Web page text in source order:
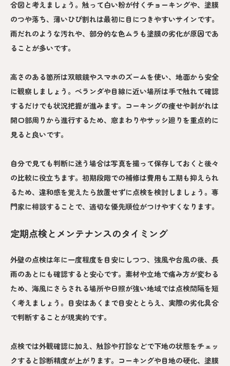
合図と考えましょう。触って白い粉が付くチョーキングや、塗膜
のつや落ち、薄いひび割れは最初に目につきやすいサインです。
雨だれのような汚れや、部分的な色ムラも塗膜の劣化が原因であ
ることが多いです。
高さのある箇所は双眼鏡やスマホのズームを使い、地面から安全
に観察しましょう。ベランダや目線に近い場所は手で触れて確認
するだけでも状況把握が進みます。コーキングの痩せや剥がれは
開口部周りから進行するため、窓まわりやサッシ廻りを重点的に
見ると良いです。
自分で見ても判断に迷う場合は写真を撮って保存しておくと後々
の比較に役立ちます。初期段階での補修は費用も工期も抑えられ
るため、違和感を覚えたら放置せずに点検を検討しましょう。専
門家に相談することで、適切な優先順位がつけやすくなります。
定期点検とメンテナンスのタイミング
外壁の点検は年に一度程度を目安にしつつ、強風や台風の後、長
雨のあとにも確認すると安心です。素材や立地で痛み方が変わる
ため、海風にさらされる場所や日照が強い地域では点検間隔を短
く考えましょう。目安はあくまで目安ととらえ、実際の劣化具合
で判断することが現実的です。
点検では外観確認に加え、触診や打診などで下地の状態をチェッ
クすると診断精度が上がります。コーキングや目地の硬化、塗膜